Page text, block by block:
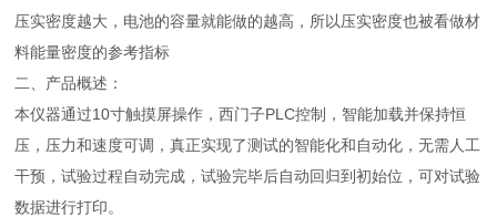
压实密度越大，电池的容量就能做的越高，所以压实密度也被看做材
料能量密度的参考指标
二、产品概述：
本仪器通过10寸触摸屏操作，西门子PLC控制，智能加载并保持恒
压，压力和速度可调，真正实现了测试的智能化和自动化，无需人工
干预，试验过程自动完成，试验完毕后自动回归到初始位，可对试验
数据进行打印。